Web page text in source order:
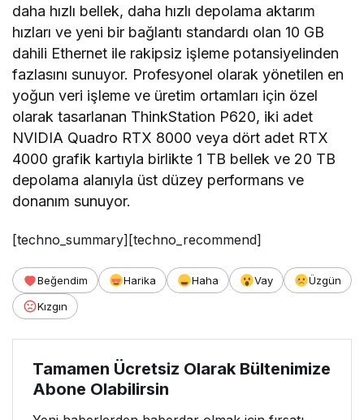
daha hızlı bellek, daha hızlı depolama aktarım
hızları ve yeni bir bağlantı standardı olan 10 GB
dahili Ethernet ile rakipsiz işleme potansiyelinden
fazlasını sunuyor. Profesyonel olarak yönetilen en
yoğun veri işleme ve üretim ortamları için özel
olarak tasarlanan ThinkStation P620, iki adet
NVIDIA Quadro RTX 8000 veya dört adet RTX
4000 grafik kartıyla birlikte 1 TB bellek ve 20 TB
depolama alanıyla üst düzey performans ve
donanım sunuyor.
[techno_summary][techno_recommend]
Beğendim Harika Haha Vay
Üzgün
Kızgın
Tamamen Ücretsiz Olarak Bültenimize
Abone Olabilirsin